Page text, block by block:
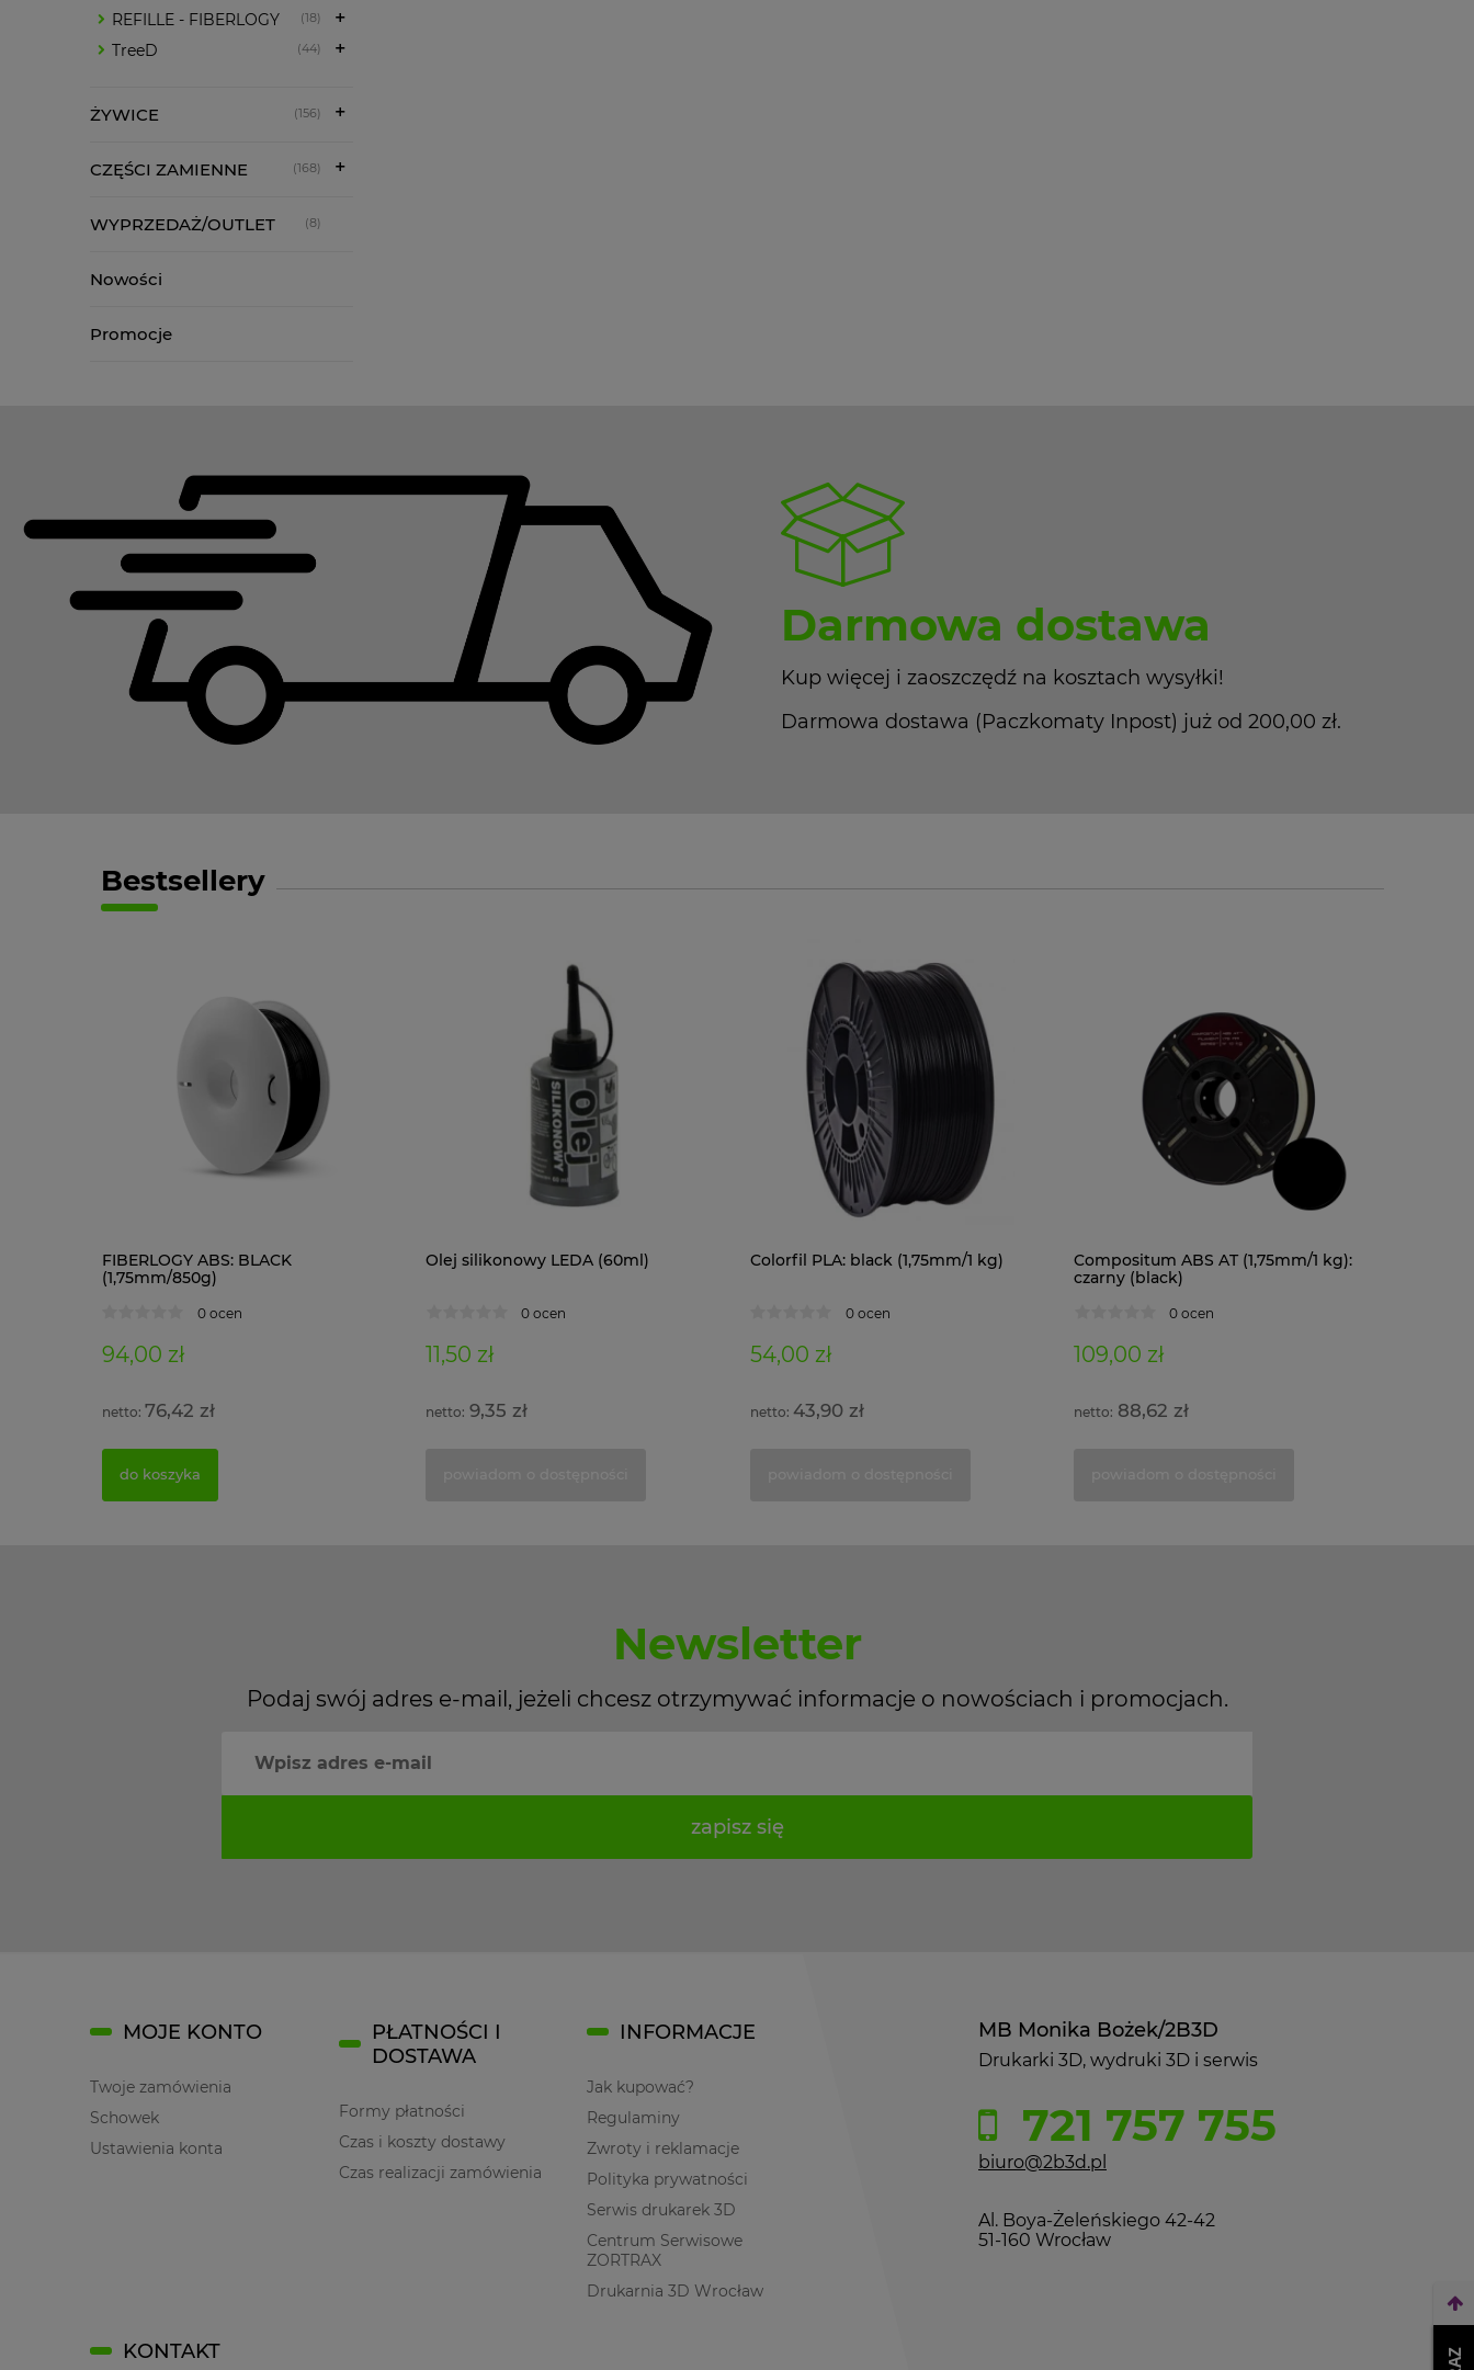
REFILLE - FIBERLOGY (18)
TreeD (44)
ŻYWICE (156)
CZĘŚCI ZAMIENNE (168)
WYPRZEDAŻ/OUTLET (8)
Nowości
Promocje
Darmowa dostawa
Kup więcej i zaoszczędź na kosztach wysyłki!
Darmowa dostawa (Paczkomaty Inpost) już od 200,00 zł.
Bestsellery
FIBERLOGY ABS: BLACK
(1,75mm/850g)
0 ocen
94,00 zł
76,42 zł
do koszyka
Olej silikonowy LEDA (60ml)
0 ocen
11,50 zł
9,35 zł
Colorfil PLA: black (1,75mm/1 kg)
0 ocen
54,00 zł
43,90 zł
Compositum ABS AT (1,75mm/1 kg):
czarny (black)
0 ocen
109,00 zł
88,62 zł
Newsletter
Podaj swój adres e-mail, jeżeli chcesz otrzymywać informacje o nowościach i promocjach.
zapisz się
MB Monika Bożek/2B3D
Drukarki 3D, wydruki 3D i serwis
721 757 755
biuro@2b3d.pl
Al. Boya-Żeleńskiego 42-42
51-160 Wrocław
MOJE KONTO
Twoje zamówienia
Schowek
Ustawienia konta
PŁATNOŚCI I
DOSTAWA
Formy płatności
Czas i koszty dostawy
Czas realizacji zamówienia
INFORMACJE
Jak kupować?
Regulaminy
Zwroty i reklamacje
Polityka prywatności
Serwis drukarek 3D
Centrum Serwisowe
ZORTRAX
Drukarnia 3D Wrocław
KONTAKT